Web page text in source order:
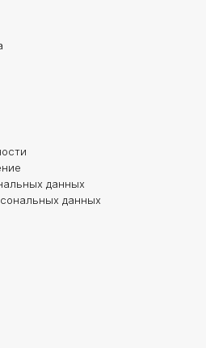
данных
данных